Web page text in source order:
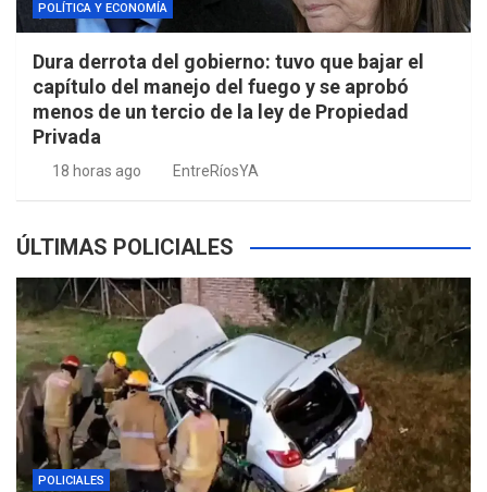
POLÍTICA Y ECONOMÍA
Dura derrota del gobierno: tuvo que bajar el
capítulo del manejo del fuego y se aprobó
menos de un tercio de la ley de Propiedad
Privada
18 horas ago EntreRíosYA
ÚLTIMAS POLICIALES
POLICIALES